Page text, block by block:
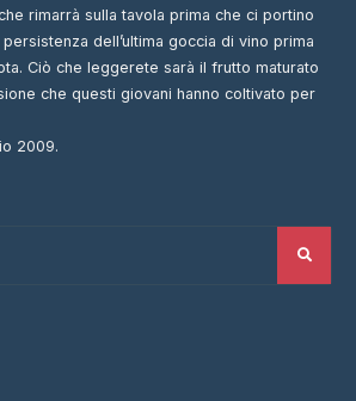
rimarrà sulla tavola prima che ci portino
dell’ultima goccia di vino prima
Ciò che leggerete sarà il frutto maturato
che questi giovani hanno coltivato per
2009.